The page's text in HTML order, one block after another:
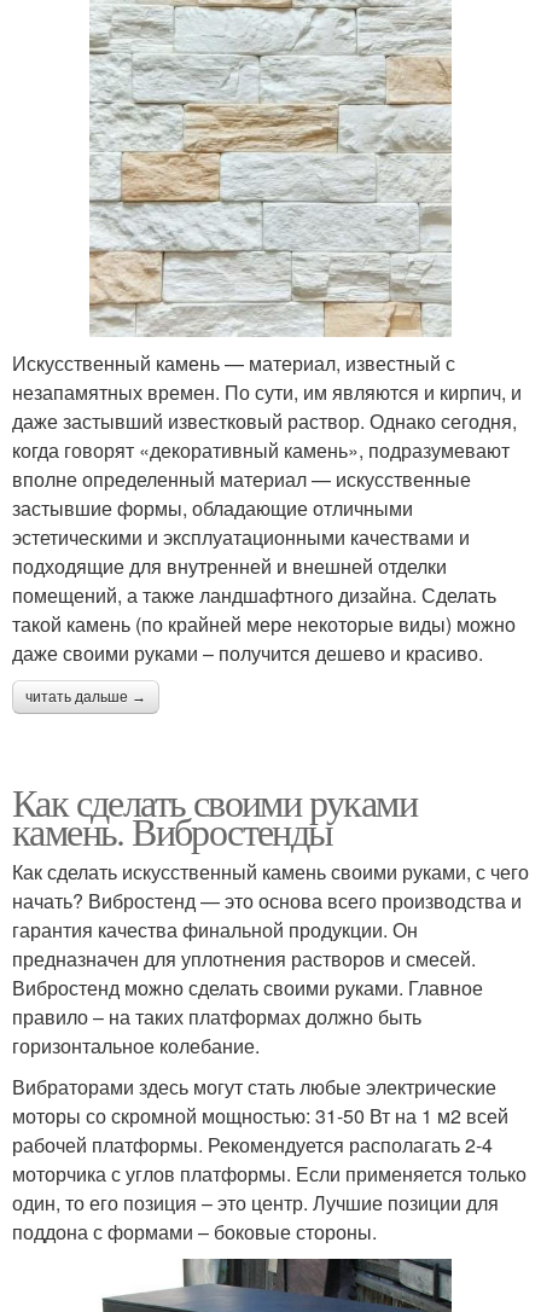
Искусственный камень — материал, известный с
незапамятных времен. По сути, им являются и кирпич, и
даже застывший известковый раствор. Однако сегодня,
когда говорят «декоративный камень», подразумевают
вполне определенный материал — искусственные
застывшие формы, обладающие отличными
эстетическими и эксплуатационными качествами и
подходящие для внутренней и внешней отделки
помещений, а также ландшафтного дизайна. Сделать
такой камень (по крайней мере некоторые виды) можно
даже своими руками – получится дешево и красиво.
читать дальше →
Как сделать своими руками
камень. Вибростенды
Как сделать искусственный камень своими руками, с чего
начать? Вибростенд — это основа всего производства и
гарантия качества финальной продукции. Он
предназначен для уплотнения растворов и смесей.
Вибростенд можно сделать своими руками. Главное
правило – на таких платформах должно быть
горизонтальное колебание.
Вибраторами здесь могут стать любые электрические
моторы со скромной мощностью: 31-50 Вт на 1 м2 всей
рабочей платформы. Рекомендуется располагать 2-4
моторчика с углов платформы. Если применяется только
один, то его позиция – это центр. Лучшие позиции для
поддона с формами – боковые стороны.